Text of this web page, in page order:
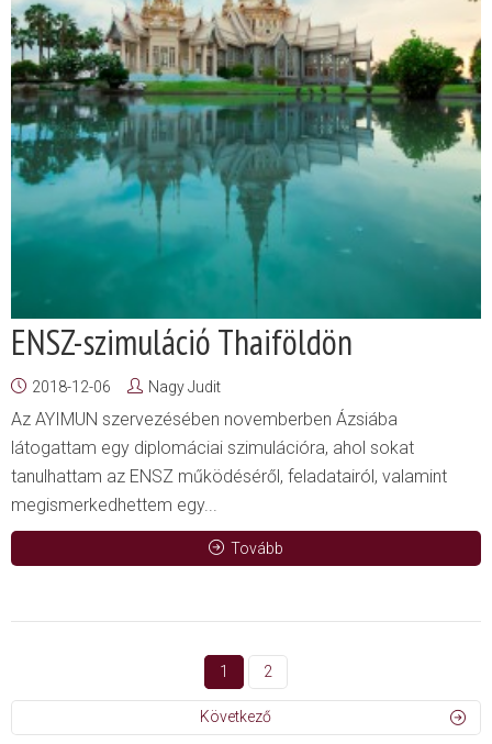
ENSZ-szimuláció Thaiföldön
2018-12-06 Nagy Judit
Az AYIMUN szervezésében novemberben Ázsiába
látogattam egy diplomáciai szimulációra, ahol sokat
tanulhattam az ENSZ működéséről, feladatairól, valamint
megismerkedhettem egy...
Tovább
1 2
Következő